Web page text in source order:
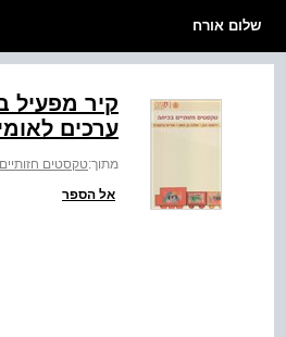
שלום אורח
קיר מפעיל
ערכים
מתוך:טקסטים
אל הספר